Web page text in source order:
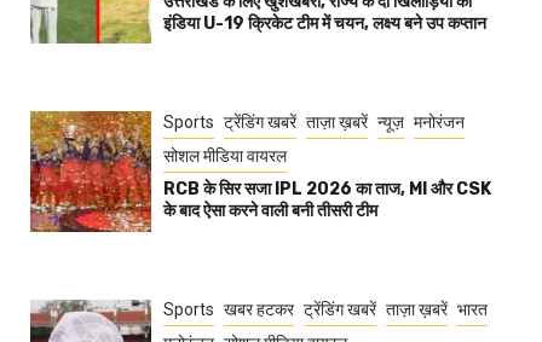
इंडिया U-19 क्रिकेट टीम में चयन, लक्ष्य बने उप कप्तान
Sports ट्रेंडिंग खबरें ताज़ा ख़बरें न्यूज़ मनोरंजन
सोशल मीडिया वायरल
RCB के सिर सजा IPL 2026 का ताज, MI और CSK
के बाद ऐसा करने वाली बनी तीसरी टीम
Sports खबर हटकर ट्रेंडिंग खबरें ताज़ा ख़बरें भारत